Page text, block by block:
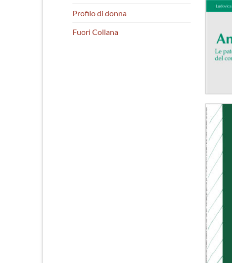
Profilo di donna
Fuori Collana